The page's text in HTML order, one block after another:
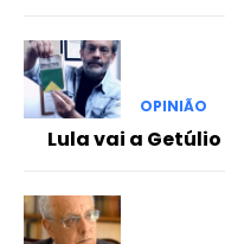
OPINIÃO
Lula vai a